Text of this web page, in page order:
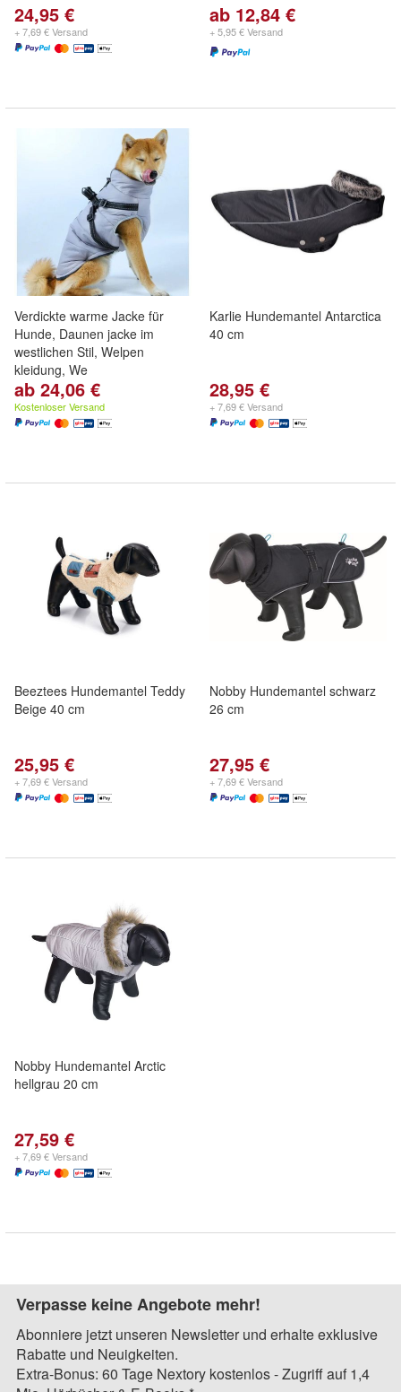
24,95 €
+ 7,69 € Versand
ab 12,84 €
+ 5,95 € Versand
Verdickte warme Jacke für
Hunde, Daunen jacke im
westlichen Stil, Welpen
kleidung, We
ab 24,06 €
Kostenloser Versand
Karlie Hundemantel Antarctica
40 cm
28,95 €
+ 7,69 € Versand
Beeztees Hundemantel Teddy
Beige 40 cm
25,95 €
+ 7,69 € Versand
Nobby Hundemantel schwarz
26 cm
27,95 €
+ 7,69 € Versand
Nobby Hundemantel Arctic
hellgrau 20 cm
27,59 €
+ 7,69 € Versand
Verpasse keine Angebote mehr!
Abonniere jetzt unseren Newsletter und erhalte exklusive
Rabatte und Neuigkeiten.
Extra-Bonus: 60 Tage Nextory kostenlos - Zugriff auf 1,4